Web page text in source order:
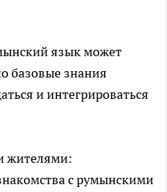
язык может
базовые знания
и интегрироваться
жителями:
с румынскими